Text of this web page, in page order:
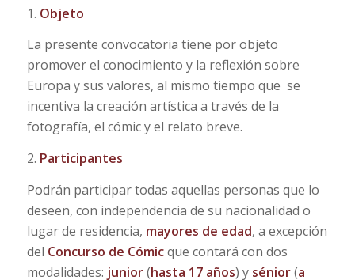
1. Objeto
La presente convocatoria tiene por objeto
promover el conocimiento y la reflexión sobre
Europa y sus valores, al mismo tiempo que se
incentiva la creación artística a través de la
fotografía, el cómic y el relato breve.
2. Participantes
Podrán participar todas aquellas personas que lo
deseen, con independencia de su nacionalidad o
lugar de residencia, mayores de edad, a excepción
del Concurso de Cómicque contará con dos
modalidades: junior(hasta 17 años) y sénior(a